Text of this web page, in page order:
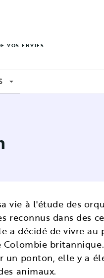
VOS ENVIES
arrow_drop_down
vie à l'étude des
reconnus dans des
a décidé de vivre au
Colombie
ponton, elle y a
animaux.